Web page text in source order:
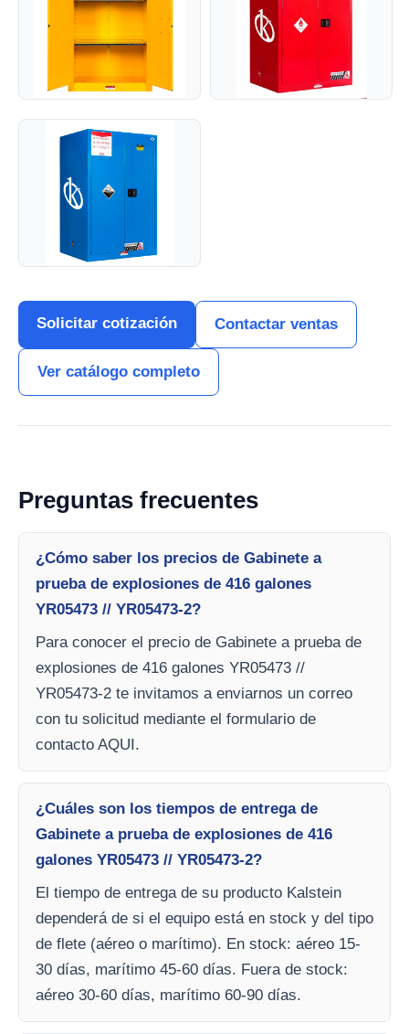
Solicitar cotización Contactar ventas
Ver catálogo completo
Preguntas frecuentes
¿Cómo saber los precios de Gabinete a
prueba de explosiones de 416 galones
YR05473 // YR05473-2?
Para conocer el precio de Gabinete a prueba de
explosiones de 416 galones YR05473 //
YR05473-2 te invitamos a enviarnos un correo
con tu solicitud mediante el formulario de
contacto AQUI.
¿Cuáles son los tiempos de entrega de
Gabinete a prueba de explosiones de 416
galones YR05473 // YR05473-2?
El tiempo de entrega de su producto Kalstein
dependerá de si el equipo está en stock y del tipo
de flete (aéreo o marítimo). En stock: aéreo 15-
30 días, marítimo 45-60 días. Fuera de stock:
aéreo 30-60 días, marítimo 60-90 días.